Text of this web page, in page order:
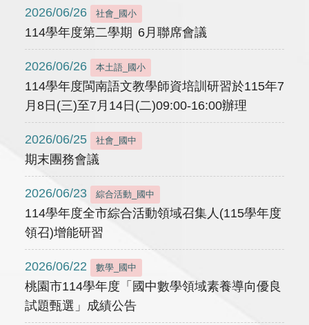
2026/06/26 社會_國小
114學年度第二學期 6月聯席會議
2026/06/26 本土語_國小
114學年度閩南語文教學師資培訓研習於115年7
月8日(三)至7月14日(二)09:00-16:00辦理
2026/06/25 社會_國中
期末團務會議
2026/06/23 綜合活動_國中
114學年度全市綜合活動領域召集人(115學年度
領召)增能研習
2026/06/22 數學_國中
桃園市114學年度「國中數學領域素養導向優良
試題甄選」成績公告